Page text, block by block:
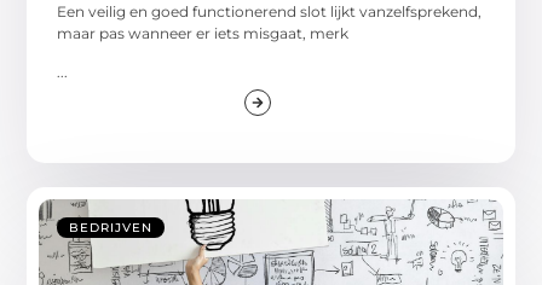
Een veilig en goed functionerend slot lijkt vanzelfsprekend,
maar pas wanneer er iets misgaat, merk
...
BEDRIJVEN